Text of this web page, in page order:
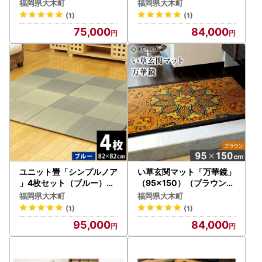
福岡県大木町
(1)
75,000
福岡県大木町
(1)
84,000
ユニット畳「シンプルノア
」4枚セット（ブルー）
AA133
福岡県大木町
(1)
95,000
い草玄関マット「万華鏡」
（95×150）（ブラウン）
AA177
福岡県大木町
(1)
84,000